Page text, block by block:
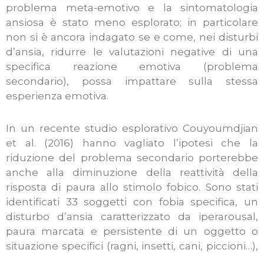
problema meta-emotivo e la sintomatologia
ansiosa è stato meno esplorato; in particolare
non si è ancora indagato se e come, nei disturbi
d’ansia, ridurre le valutazioni negative di una
specifica reazione emotiva (problema
secondario), possa impattare sulla stessa
esperienza emotiva.
In un recente studio esplorativo Couyoumdjian
et al. (2016) hanno vagliato l’ipotesi che la
riduzione del problema secondario porterebbe
anche alla diminuzione della reattività della
risposta di paura allo stimolo fobico. Sono stati
identificati 33 soggetti con fobia specifica, un
disturbo d’ansia caratterizzato da iperarousal,
paura marcata e persistente di un oggetto o
situazione specifici (ragni, insetti, cani, piccioni…),